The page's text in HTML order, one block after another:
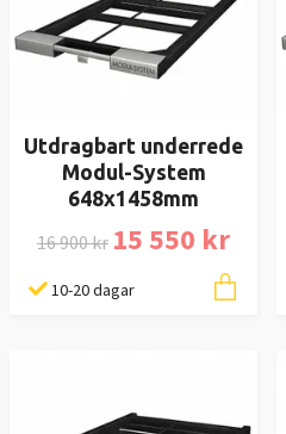
Utdragbart underrede
Modul-System
648x1458mm
16 900 kr 15 550 kr
10-20 dagar